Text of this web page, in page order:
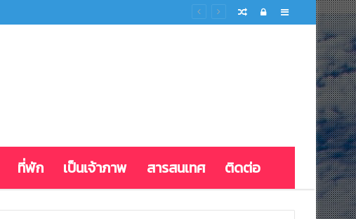
Sidebar
Log
Random
ที่พัก เป็นเจ้าภาพ สารสนเทศ ติดต่อ